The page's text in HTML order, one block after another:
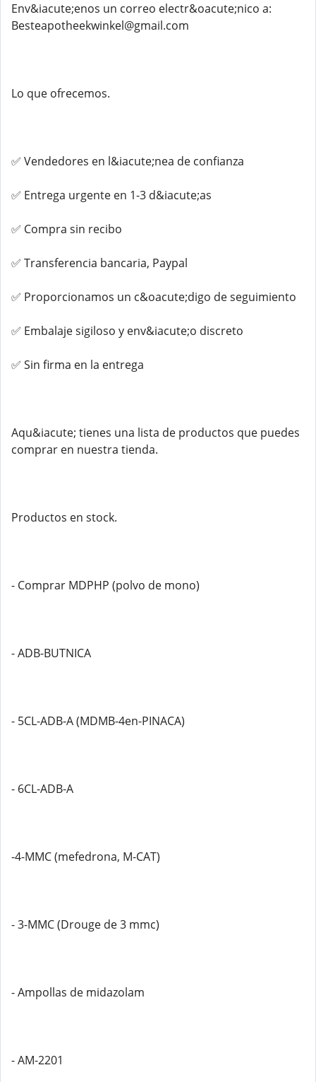
Env&iacute;enos un correo electr&oacute;nico a:
Besteapotheekwinkel@gmail.com
Lo que ofrecemos.
✅ Vendedores en l&iacute;nea de confianza
✅ Entrega urgente en 1-3 d&iacute;as
✅ Compra sin recibo
✅ Transferencia bancaria, Paypal
✅ Proporcionamos un c&oacute;digo de seguimiento
✅ Embalaje sigiloso y env&iacute;o discreto
✅ Sin firma en la entrega
Aqu&iacute; tienes una lista de productos que puedes
comprar en nuestra tienda.
Productos en stock.
- Comprar MDPHP (polvo de mono)
- ADB-BUTNICA
- 5CL-ADB-A (MDMB-4en-PINACA)
- 6CL-ADB-A
-4-MMC (mefedrona, M-CAT)
- 3-MMC (Drouge de 3 mmc)
- Ampollas de midazolam
- AM-2201